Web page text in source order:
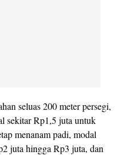
seluas 200 meter persegi,
sekitar Rp1,5 juta untuk
menanam padi, modal
juta hingga Rp3 juta, dan